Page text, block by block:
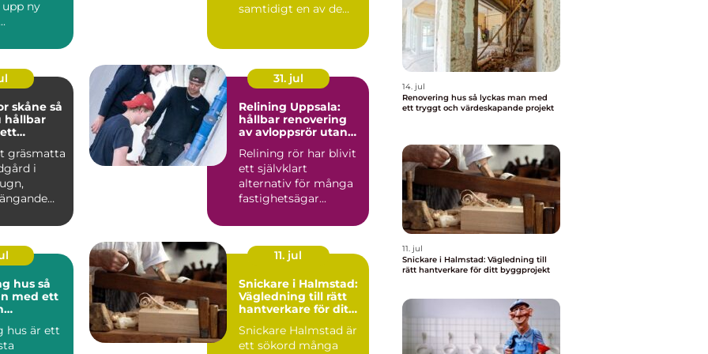
ny
samtidigt en av de
så
hållbar
gräsmatta
i
31. jul
Relining Uppsala:
hållbar renovering
av avloppsrör utan
Relining rör har blivit
ett självklart
alternativ för många
fastighetsägar...
så
med ett
hus är ett
11. jul
Snickare i Halmstad:
Vägledning till rätt
hantverkare för ditt
Snickare Halmstad är
ett sökord många
14. jul
Renovering hus så lyckas man med
ett tryggt och värdeskapande projekt
11. jul
Snickare i Halmstad: Vägledning till
rätt hantverkare för ditt byggprojekt